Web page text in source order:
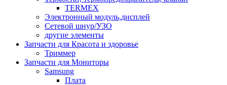
TERMEX
Электронный модуль,дисплей
Сетевой шнур/УЗО
другие элементы
Запчасти для Красота и здоровье
Триммер
Запчасти для Мониторы
Samsung
Плата